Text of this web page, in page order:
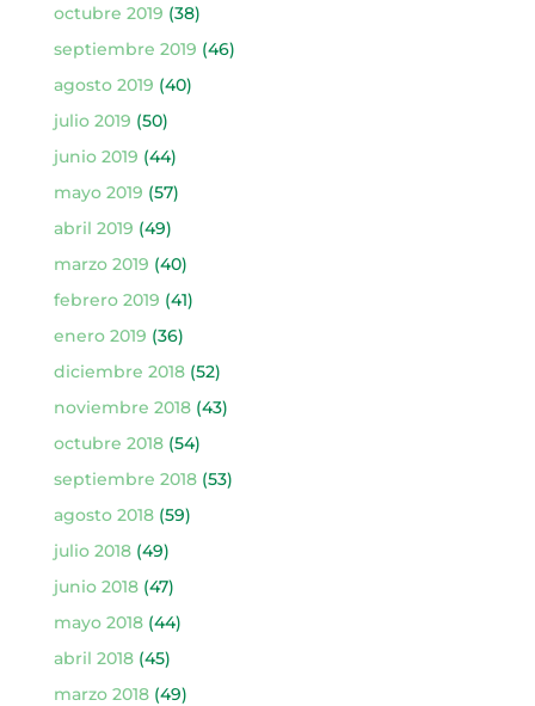
octubre 2019 (38)
septiembre 2019 (46)
agosto 2019 (40)
julio 2019 (50)
junio 2019 (44)
mayo 2019 (57)
abril 2019 (49)
marzo 2019 (40)
febrero 2019 (41)
enero 2019 (36)
diciembre 2018(52)
noviembre 2018(43)
octubre 2018(54)
septiembre 2018(53)
agosto 2018(59)
julio 2018(49)
junio 2018(47)
mayo 2018(44)
abril 2018(45)
marzo 2018(49)